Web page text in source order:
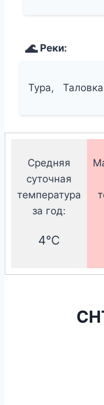
Реки:
Тура, Таловка
Средняя
суточная
температура
за год:
4°C